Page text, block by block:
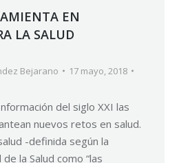
EN
LA SALUD
Bejarano
17 mayo, 2018
del siglo XXI las
nuevos retos en salud.
-definida según la
la Salud como “las